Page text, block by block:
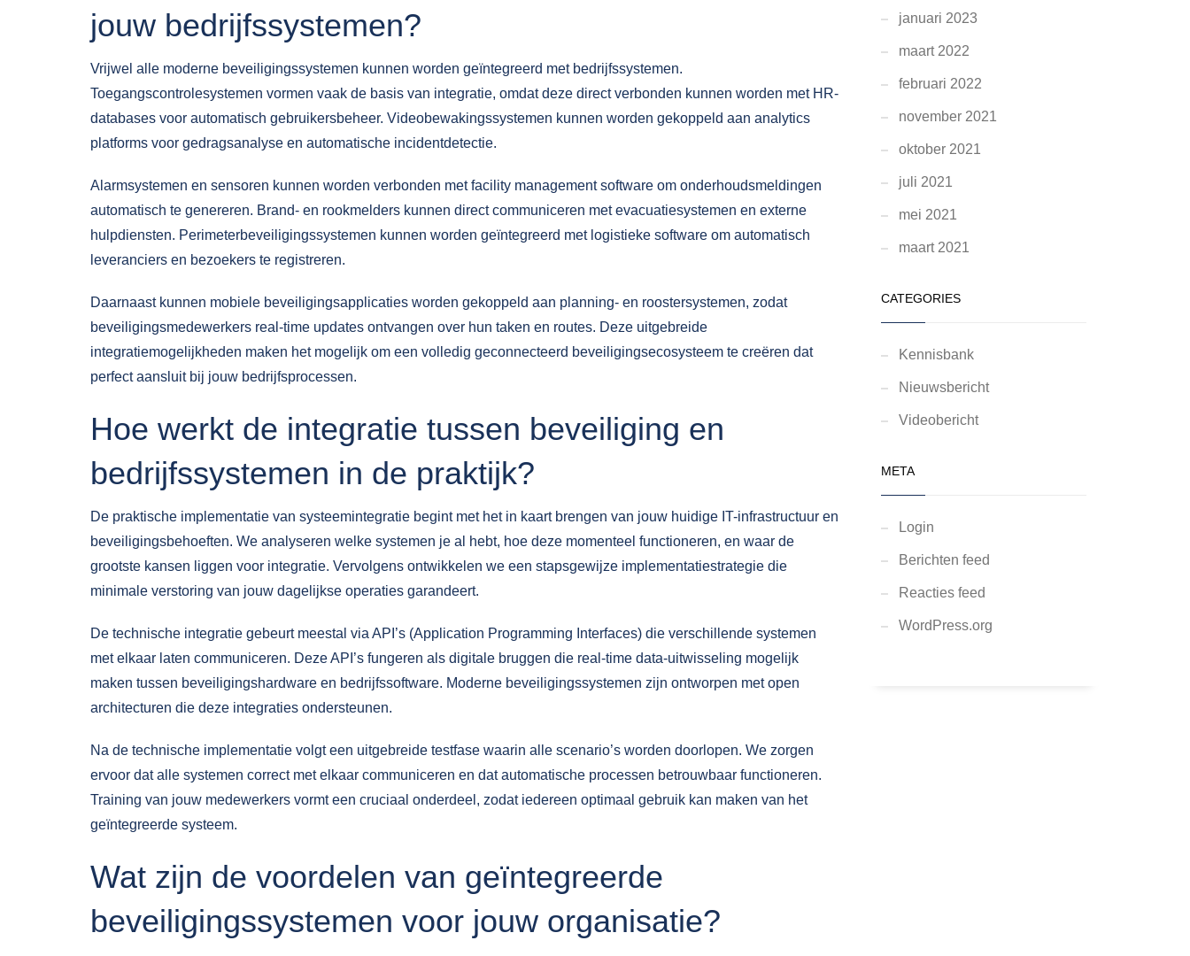
jouw bedrijfssystemen?
Vrijwel alle moderne beveiligingssystemen kunnen worden geïntegreerd met bedrijfssystemen.
Toegangscontrolesystemen vormen vaak de basis van integratie, omdat deze direct verbonden kunnen worden met HR-
databases voor automatisch gebruikersbeheer. Videobewakingssystemen kunnen worden gekoppeld aan analytics
platforms voor gedragsanalyse en automatische incidentdetectie.
Alarmsystemen en sensoren kunnen worden verbonden met facility management software om onderhoudsmeldingen
automatisch te genereren. Brand- en rookmelders kunnen direct communiceren met evacuatiesystemen en externe
hulpdiensten. Perimeterbeveiligingssystemen kunnen worden geïntegreerd met logistieke software om automatisch
leveranciers en bezoekers te registreren.
Daarnaast kunnen mobiele beveiligingsapplicaties worden gekoppeld aan planning- en roostersystemen, zodat
beveiligingsmedewerkers real-time updates ontvangen over hun taken en routes. Deze uitgebreide
integratiemogelijkheden maken het mogelijk om een volledig geconnecteerd beveiligingsecosysteem te creëren dat
perfect aansluit bij jouw bedrijfsprocessen.
Hoe werkt de integratie tussen beveiliging en
bedrijfssystemen in de praktijk?
De praktische implementatie van systeemintegratie begint met het in kaart brengen van jouw huidige IT-infrastructuur en
beveiligingsbehoeften. We analyseren welke systemen je al hebt, hoe deze momenteel functioneren, en waar de
grootste kansen liggen voor integratie. Vervolgens ontwikkelen we een stapsgewijze implementatiestrategie die
minimale verstoring van jouw dagelijkse operaties garandeert.
De technische integratie gebeurt meestal via API’s (Application Programming Interfaces) die verschillende systemen
met elkaar laten communiceren. Deze API’s fungeren als digitale bruggen die real-time data-uitwisseling mogelijk
maken tussen beveiligingshardware en bedrijfssoftware. Moderne beveiligingssystemen zijn ontworpen met open
architecturen die deze integraties ondersteunen.
Na de technische implementatie volgt een uitgebreide testfase waarin alle scenario’s worden doorlopen. We zorgen
ervoor dat alle systemen correct met elkaar communiceren en dat automatische processen betrouwbaar functioneren.
Training van jouw medewerkers vormt een cruciaal onderdeel, zodat iedereen optimaal gebruik kan maken van het
geïntegreerde systeem.
Wat zijn de voordelen van geïntegreerde
beveiligingssystemen voor jouw organisatie?
januari 2023
maart 2022
februari 2022
november 2021
oktober 2021
juli 2021
mei 2021
maart 2021
CATEGORIES
Kennisbank
Nieuwsbericht
Videobericht
META
Login
Berichten feed
Reacties feed
WordPress.org